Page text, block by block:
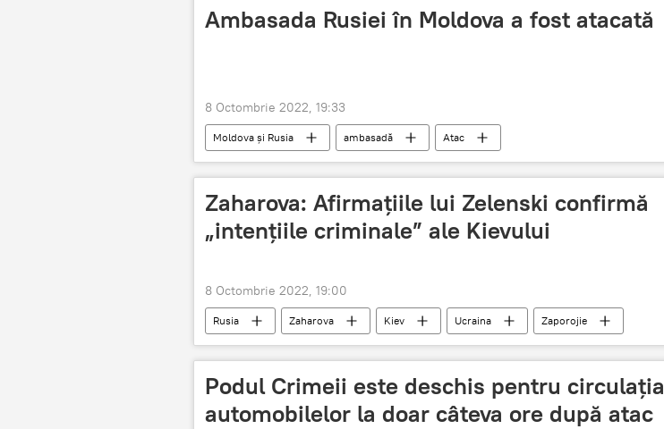
Ambasada Rusiei în Moldova a fost atacată
8 Octombrie 2022, 19:33
Moldova și Rusia ambasadă Atac
Zaharova: Afirmaţiile lui Zelenski confirmă
„intențiile criminale” ale Kievului
8 Octombrie 2022, 19:00
Rusia Zaharova Kiev Ucraina Zaporojie
Podul Crimeii este deschis pentru circulația
automobilelor la doar câteva ore după atac